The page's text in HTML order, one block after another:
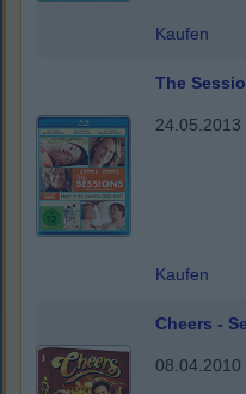
Kaufen
The
24.05.2013
Kaufen
Cheers -
08.04.2010